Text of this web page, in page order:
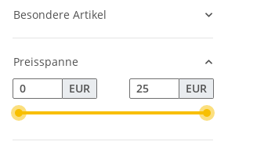
Besondere Artikel
Preisspanne
EUR
EUR